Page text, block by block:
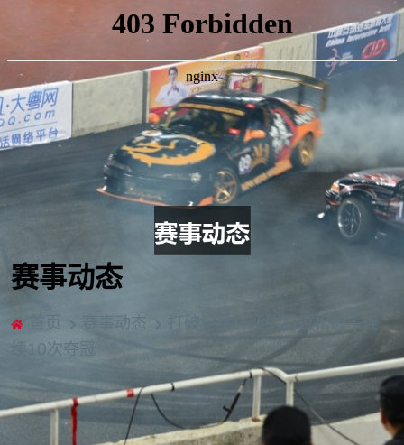
赛事动态
首页 赛事动态
打破记录！纽约马拉松选手连
续10次夺冠